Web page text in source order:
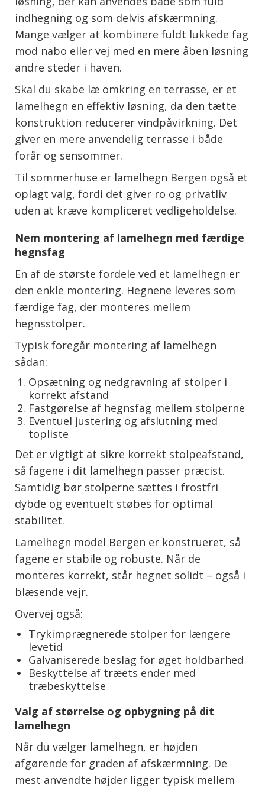
indhegning og som delvis afskærmning.
Mange vælger at kombinere fuldt lukkede fag
mod nabo eller vej med en mere åben løsning
andre steder i haven.
Skal du skabe læ omkring en terrasse, er et
lamelhegn en effektiv løsning, da den tætte
konstruktion reducerer vindpåvirkning. Det
giver en mere anvendelig terrasse i både
forår og sensommer.
Til sommerhuse er lamelhegn Bergen også et
oplagt valg, fordi det giver ro og privatliv
uden at kræve kompliceret vedligeholdelse.
Nem montering af lamelhegn med færdige
hegnsfag
En af de største fordele ved et lamelhegn er
den enkle montering. Hegnene leveres som
færdige fag, der monteres mellem
hegnsstolper.
Typisk foregår montering af lamelhegn
sådan:
Opsætning og nedgravning af stolper i
korrekt afstand
Fastgørelse af hegnsfag mellem stolperne
Eventuel justering og afslutning med
topliste
Det er vigtigt at sikre korrekt stolpeafstand,
så fagene i dit lamelhegn passer præcist.
Samtidig bør stolperne sættes i frostfri
dybde og eventuelt støbes for optimal
stabilitet.
Lamelhegn model Bergen er konstrueret, så
fagene er stabile og robuste. Når de
monteres korrekt, står hegnet solidt – også i
blæsende vejr.
Overvej også:
Trykimprægnerede stolper for længere
levetid
Galvaniserede beslag for øget holdbarhed
Beskyttelse af træets ender med
træbeskyttelse
Valg af størrelse og opbygning på dit
lamelhegn
Når du vælger lamelhegn, er højden
afgørende for graden af afskærmning. De
mest anvendte højder ligger typisk mellem